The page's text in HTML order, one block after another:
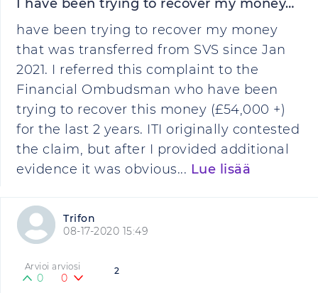
I have been trying to recover my money…
have been trying to recover my money
that was transferred from SVS since Jan
2021. I referred this complaint to the
Financial Ombudsman who have been
trying to recover this money (£54,000 +)
for the last 2 years. ITI originally contested
the claim, but after I provided additional
evidence it was obvious... Lue lisää
Trifon
08-17-2020 15:49
2
Arvioi arviosi
0 0